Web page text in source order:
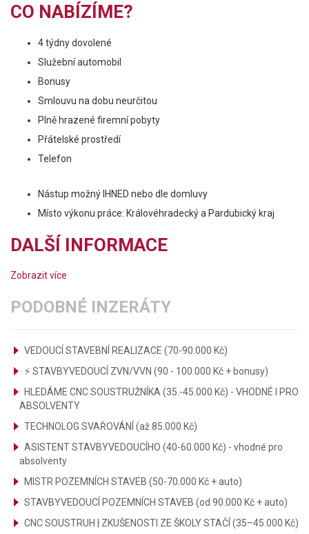
CO NABÍZÍME?
4 týdny dovolené
Služební automobil
Bonusy
Smlouvu na dobu neurčitou
Plně hrazené firemní pobyty
Přátelské prostředí
Telefon
Nástup možný IHNED nebo dle domluvy
Místo výkonu práce: Královéhradecký a Pardubický kraj
DALŠÍ INFORMACE
Zobrazit více
PODOBNÉ INZERÁTY
VEDOUCÍ STAVEBNÍ REALIZACE (70-90.000 Kč)
⚡ STAVBYVEDOUCÍ ZVN/VVN (90 - 100.000 Kč + bonusy)
HLEDÁME CNC SOUSTRUŽNÍKA (35.-45.000 Kč) - VHODNÉ I PRO
ABSOLVENTY
TECHNOLOG SVAŘOVÁNÍ (až 85.000 Kč)
ASISTENT STAVBYVEDOUCÍHO (40-60.000 Kč) - vhodné pro
absolventy
MISTR POZEMNÍCH STAVEB (50-70.000 Kč + auto)
STAVBYVEDOUCÍ POZEMNÍCH STAVEB (od 90.000 Kč + auto)
CNC SOUSTRUH | ZKUŠENOSTI ZE ŠKOLY STAČÍ (35–45.000 Kč)